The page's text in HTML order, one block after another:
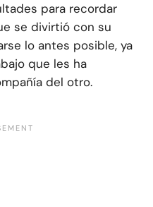
para recordar
se divirtió con su
lo antes posible, ya
que les ha
del otro.